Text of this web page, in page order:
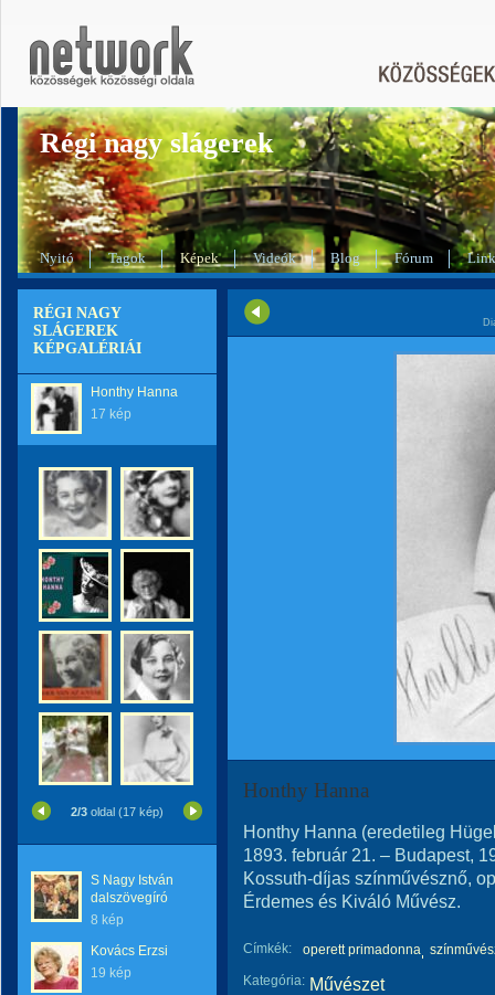
Régi nagy slágerek
Nyitó Tagok Képek Videók Blog Fórum
RÉGI NAGY
SLÁGEREK
KÉPGALÉRIÁI
Honthy Hanna
17 kép
2/3 oldal (17 kép)
S Nagy István
dalszövegíró
8 kép
Kovács Erzsi
19 kép
Honthy Hanna
Honthy Hanna (eredetileg
1893. február 21. – Budapest,
Kossuth-díjas színművésznő,
Érdemes és Kiváló Művész.
Címkék: operett primadonna
Kategória: Művészet